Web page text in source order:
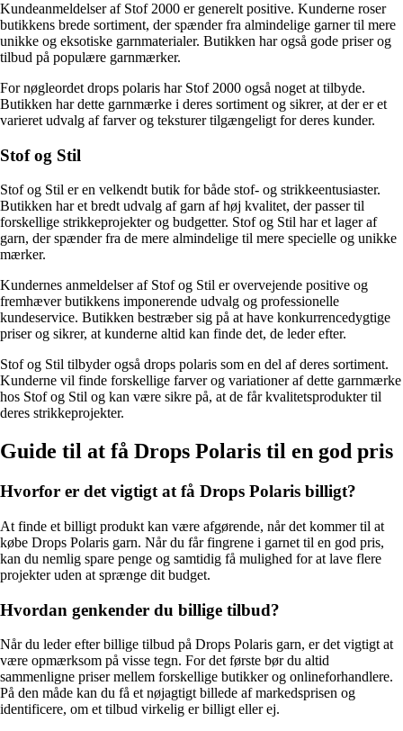
Kundeanmeldelser af Stof 2000 er generelt positive. Kunderne roser
butikkens brede sortiment, der spænder fra almindelige garner til mere
unikke og eksotiske garnmaterialer. Butikken har også gode priser og
tilbud på populære garnmærker.
For nøgleordet drops polaris har Stof 2000 også noget at tilbyde.
Butikken har dette garnmærke i deres sortiment og sikrer, at der er et
varieret udvalg af farver og teksturer tilgængeligt for deres kunder.
Stof og Stil
Stof og Stil er en velkendt butik for både stof- og strikkeentusiaster.
Butikken har et bredt udvalg af garn af høj kvalitet, der passer til
forskellige strikkeprojekter og budgetter. Stof og Stil har et lager af
garn, der spænder fra de mere almindelige til mere specielle og unikke
mærker.
Kundernes anmeldelser af Stof og Stil er overvejende positive og
fremhæver butikkens imponerende udvalg og professionelle
kundeservice. Butikken bestræber sig på at have konkurrencedygtige
priser og sikrer, at kunderne altid kan finde det, de leder efter.
Stof og Stil tilbyder også drops polaris som en del af deres sortiment.
Kunderne vil finde forskellige farver og variationer af dette garnmærke
hos Stof og Stil og kan være sikre på, at de får kvalitetsprodukter til
deres strikkeprojekter.
Guide til at få Drops Polaris til en god pris
Hvorfor er det vigtigt at få Drops Polaris billigt?
At finde et billigt produkt kan være afgørende, når det kommer til at
købe Drops Polaris garn. Når du får fingrene i garnet til en god pris,
kan du nemlig spare penge og samtidig få mulighed for at lave flere
projekter uden at sprænge dit budget.
Hvordan genkender du billige tilbud?
Når du leder efter billige tilbud på Drops Polaris garn, er det vigtigt at
være opmærksom på visse tegn. For det første bør du altid
sammenligne priser mellem forskellige butikker og onlineforhandlere.
På den måde kan du få et nøjagtigt billede af markedsprisen og
identificere, om et tilbud virkelig er billigt eller ej.